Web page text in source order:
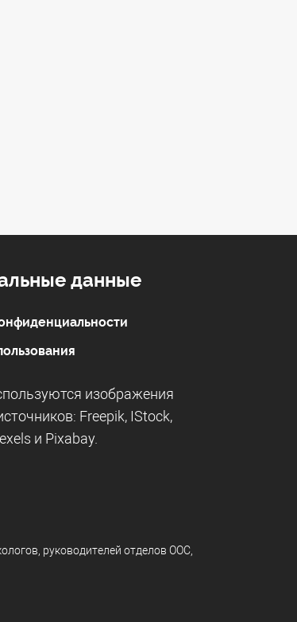
данные
изображения
Freepik, IStock,
и Pixabay.
руководителей отделов ООС,